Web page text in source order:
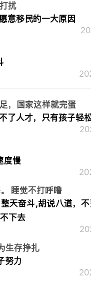
扰
意移民的一大原因
，国家这样就完蛋
了人才，只有孩子轻松
度慢
睡觉不打呼噜
天奋斗,胡说八道，
下去
生存挣扎
努力